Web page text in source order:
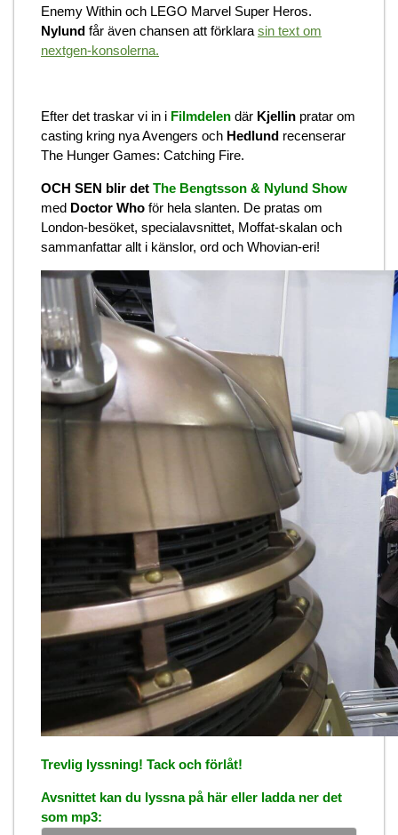
Enemy Within och LEGO Marvel Super Heros.
Nylund får även chansen att förklara sin text om
nextgen-konsolerna.
Efter det traskar vi in i Filmdelen där Kjellin pratar om
casting kring nya Avengers och Hedlund recenserar
The Hunger Games: Catching Fire.
OCH SEN blir det The Bengtsson & Nylund Show
med Doctor Who för hela slanten. De pratas om
London-besöket, specialavsnittet, Moffat-skalan och
sammanfattar allt i känslor, ord och Whovian-eri!
Trevlig lyssning! Tack och förlåt!
Avsnittet kan du lyssna på här eller ladda ner det
som mp3: